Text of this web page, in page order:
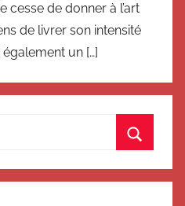
cesse de donner à l’art
de livrer son intensité
un […]